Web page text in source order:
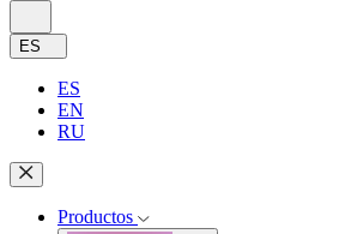
ES
ES
EN
RU
Productos